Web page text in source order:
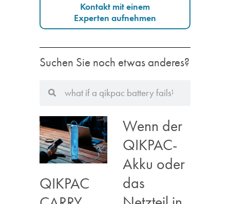
Kontakt mit einem
Experten aufnehmen
Suchen Sie noch etwas anderes?
QIKPAC
Wenn der
QIKPAC-
Akku oder
das